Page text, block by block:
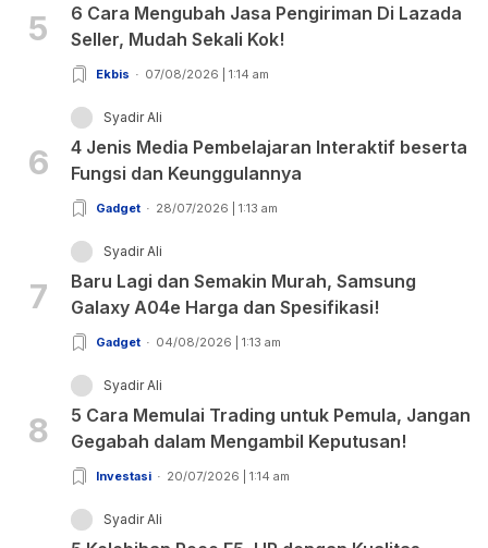
5
6 Cara Mengubah Jasa Pengiriman Di Lazada
Seller, Mudah Sekali Kok!
Ekbis 07/08/2026 | 1:14 am
6
Syadir Ali
4 Jenis Media Pembelajaran Interaktif beserta
Fungsi dan Keunggulannya
Gadget 28/07/2026 | 1:13 am
7
Syadir Ali
Baru Lagi dan Semakin Murah, Samsung
Galaxy A04e Harga dan Spesifikasi!
Gadget 04/08/2026 | 1:13 am
8
Syadir Ali
5 Cara Memulai Trading untuk Pemula, Jangan
Gegabah dalam Mengambil Keputusan!
Investasi 20/07/2026 | 1:14 am
Syadir Ali